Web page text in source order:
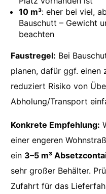
10 m³: eher bei viel,
Bauschutt – Gewicht
beachten
Faustregel: Bei
planen, dafür ggf. einen
reduziert Risiko von
Abholung/Transport
Konkrete Empfehlung:
einer engeren
ein 3–5 m³
sehr großer Behälter.
Zufahrt für das